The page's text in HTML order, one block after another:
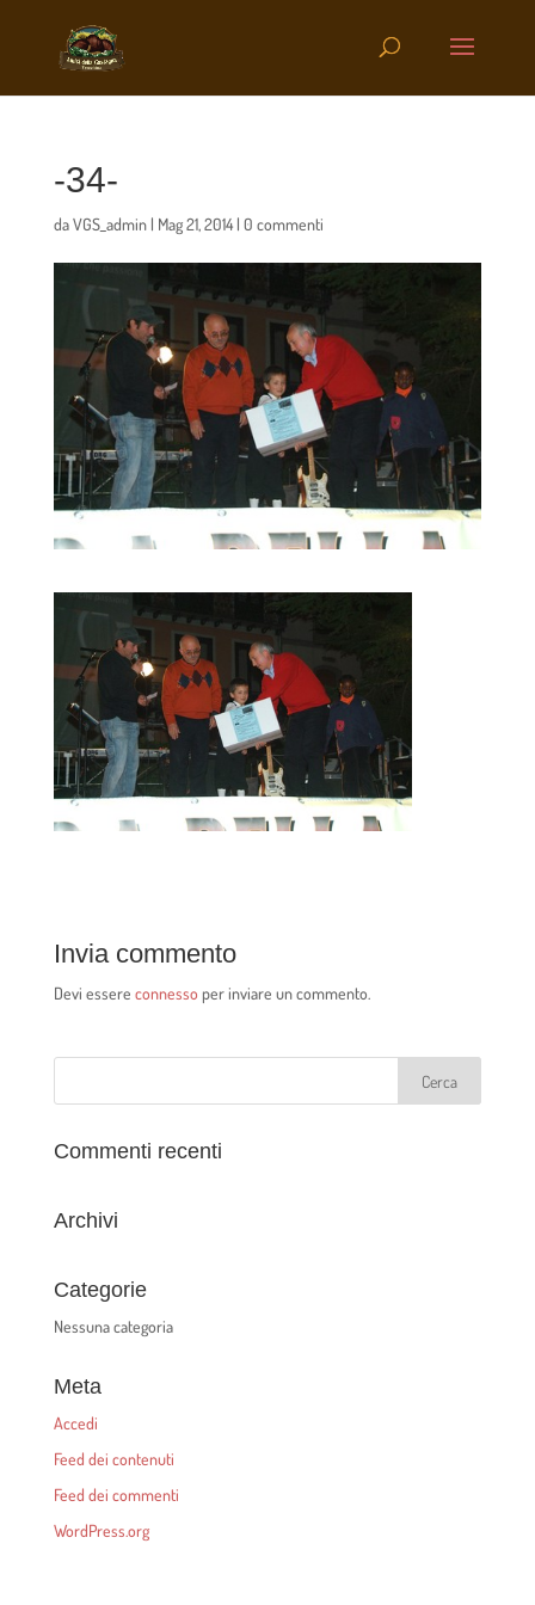
-34-
daVGS_admin| Mag 21, 2014| 0 commenti
Invia commento
Devi essere connesso per inviare un commento.
Commenti recenti
Archivi
Categorie
Nessuna categoria
Meta
Accedi
Feed dei contenuti
Feed dei commenti
WordPress.org